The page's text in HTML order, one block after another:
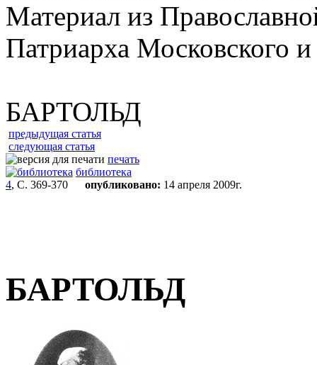
Материал из
Патриарха Московского
БАРТОЛЬД
предыдущая статья
следующая статья
печать
библиотека
4, С. 369-370 опубликовано: 14 апреля 2009г.
БАРТОЛЬД